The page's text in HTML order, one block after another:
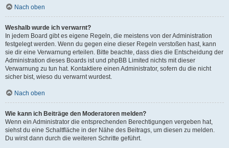
Nach oben
Weshalb wurde ich verwarnt?
In jedem Board gibt es eigene Regeln, die meistens von der Administration
festgelegt werden. Wenn du gegen eine dieser Regeln verstoßen hast, kann
sie dir eine Verwarnung erteilen. Bitte beachte, dass dies die Entscheidung der
Administration dieses Boards ist und phpBB Limited nichts mit dieser
Verwarnung zu tun hat. Kontaktiere einen Administrator, sofern du die nicht
sicher bist, wieso du verwarnt wurdest.
Nach oben
Wie kann ich Beiträge den Moderatoren melden?
Wenn ein Administrator die entsprechenden Berechtigungen vergeben hat,
siehst du eine Schaltfläche in der Nähe des Beitrags, um diesen zu melden.
Du wirst dann durch die weiteren Schritte geführt.